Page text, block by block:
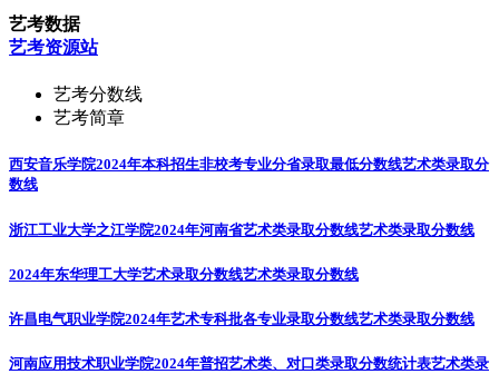
艺考数据
艺考资源站
艺考分数线
艺考简章
西安音乐学院2024年本科招生非校考专业分省录取最低分数线艺术类录取分
数线
浙江工业大学之江学院2024年河南省艺术类录取分数线艺术类录取分数线
2024年东华理工大学艺术录取分数线艺术类录取分数线
许昌电气职业学院2024年艺术专科批各专业录取分数线艺术类录取分数线
河南应用技术职业学院2024年普招艺术类、对口类录取分数统计表艺术类录